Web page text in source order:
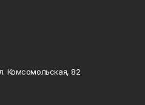
Комсомольская, 82